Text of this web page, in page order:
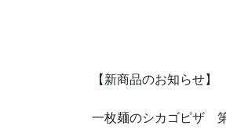
【新商品のお知らせ】
一枚麺のシカゴピザ